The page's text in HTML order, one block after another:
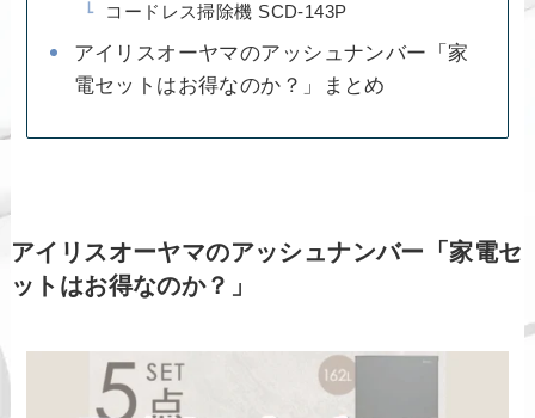
コードレス掃除機 SCD-143P
アイリスオーヤマのアッシュナンバー「家
電セットはお得なのか？」まとめ
アイリスオーヤマのアッシュナンバー「家電セ
ットはお得なのか？」